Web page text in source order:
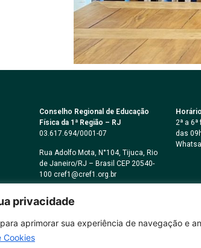
privacidade
aprimorar sua experiência de navegação e
Cookies
Conselho Regional de Educação
Física da 1ª Região – RJ
03.617.694/0001-07
Rua Adolfo Mota, N°104, Tijuca, Rio
de Janeiro/RJ – Brasil CEP 20540-
100 cref1@cref1.org.br
decom@cref1.org.br
2ª a
das